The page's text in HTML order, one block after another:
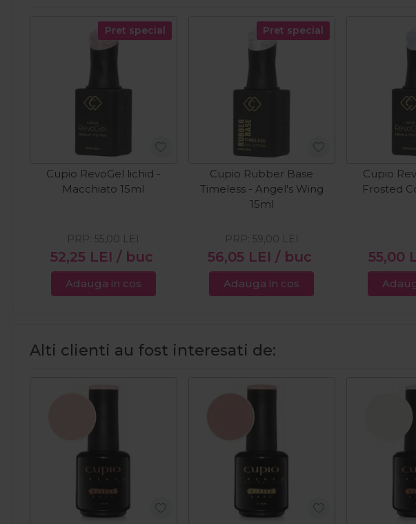
Pret special
Cupio RevoGel lichid -
Macchiato 15ml
52,25 LEI / buc
PRP: 55,00 LEI
Adauga in cos
Pret special
Cupio Rubber Base
Timeless - Angel's Wing
15ml
56,05 LEI / buc
PRP: 59,00 LEI
Adauga in cos
Cupio
Frosted
55,00
Alti clienti au fost interesati de: